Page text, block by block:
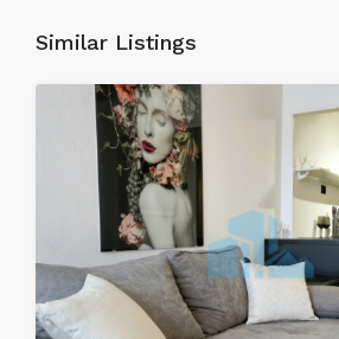
Similar Listings